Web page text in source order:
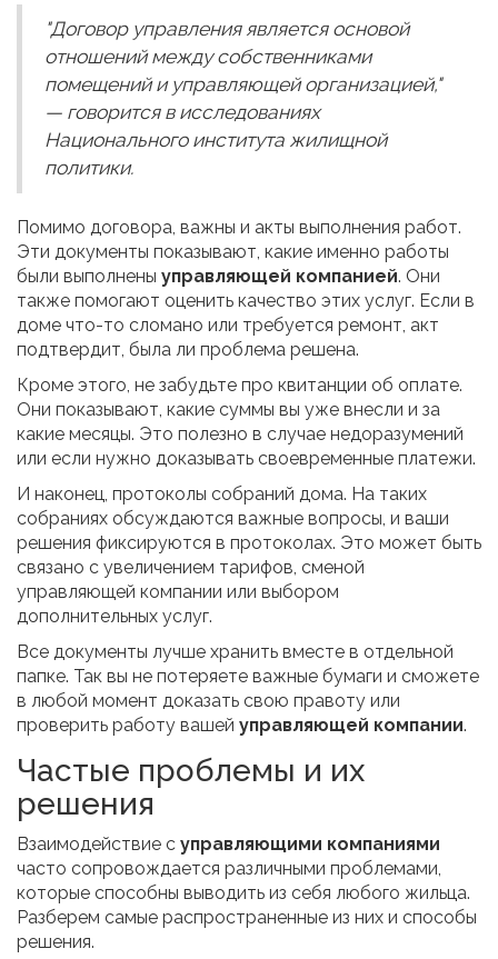
"Договор управления является основой
отношений между собственниками
помещений и управляющей организацией,"
— говорится в исследованиях
Национального института жилищной
политики.
Помимо договора, важны и акты выполнения работ.
Эти документы показывают, какие именно работы
были выполнены управляющей компанией. Они
также помогают оценить качество этих услуг. Если в
доме что-то сломано или требуется ремонт, акт
подтвердит, была ли проблема решена.
Кроме этого, не забудьте про квитанции об оплате.
Они показывают, какие суммы вы уже внесли и за
какие месяцы. Это полезно в случае недоразумений
или если нужно доказывать своевременные платежи.
И наконец, протоколы собраний дома. На таких
собраниях обсуждаются важные вопросы, и ваши
решения фиксируются в протоколах. Это может быть
связано с увеличением тарифов, сменой
управляющей компании или выбором
дополнительных услуг.
Все документы лучше хранить вместе в отдельной
папке. Так вы не потеряете важные бумаги и сможете
в любой момент доказать свою правоту или
проверить работу вашей управляющей компании.
Частые проблемы и их
решения
Взаимодействие с управляющими компаниями
часто сопровождается различными проблемами,
которые способны выводить из себя любого жильца.
Разберем самые распространенные из них и способы
решения.